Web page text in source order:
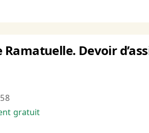
Devoir
gratuit